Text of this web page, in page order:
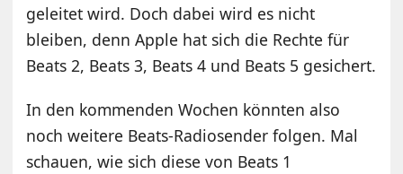
geleitet wird. Doch dabei wird es nicht
bleiben, denn Apple hat sich die Rechte für
Beats 2, Beats 3, Beats 4 und Beats 5 gesichert.
In den kommenden Wochen könnten also
noch weitere Beats-Radiosender folgen. Mal
schauen, wie sich diese von Beats 1